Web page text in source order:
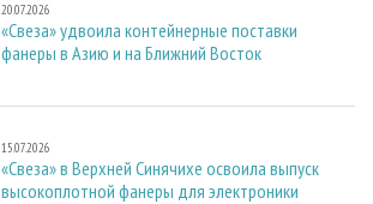
20.07.2026
«Свеза» удвоила контейнерные поставки
фанеры в Азию и на Ближний Восток
15.07.2026
«Свеза» в Верхней Синячихе освоила выпуск
высокоплотной фанеры для электроники